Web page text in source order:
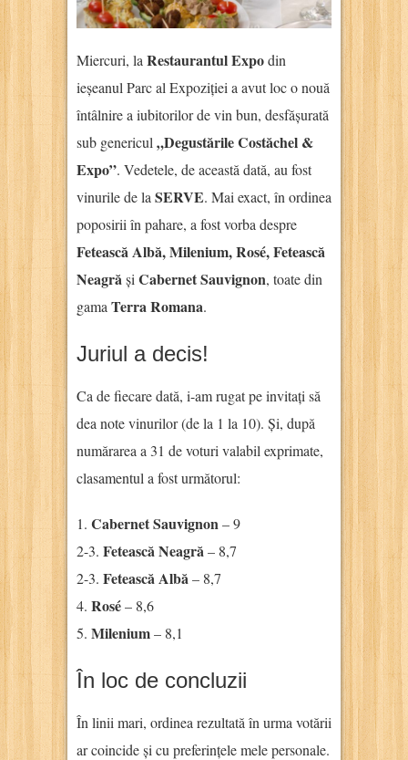
Miercuri, la Restaurantul Expodin
ieșeanul Parc al Expoziției a avut loc o nouă
întâlnire a iubitorilor de vin bun, desfășurată
sub genericul „Degustările Costăchel &
Expo”. Vedetele, de această dată, au fost
vinurile de la SERVE. Mai exact, în ordinea
poposirii în pahare, a fost vorba despre
Fetească Albă, Milenium, Rosé, Fetească
Neagrăși Cabernet Sauvignon, toate din
gama Terra Romana.
Juriul a decis!
Ca de fiecare dată, i-am rugat pe invitați să
dea note vinurilor (de la 1 la 10). Și, după
numărarea a 31 de voturi valabil exprimate,
clasamentul a fost următorul:
1. Cabernet Sauvignon– 9
2-3. Fetească Neagră– 8,7
2-3. Fetească Albă– 8,7
4. Rosé– 8,6
5. Milenium– 8,1
În loc de concluzii
În linii mari, ordinea rezultată în urma votării
ar coincide și cu preferințele mele personale.